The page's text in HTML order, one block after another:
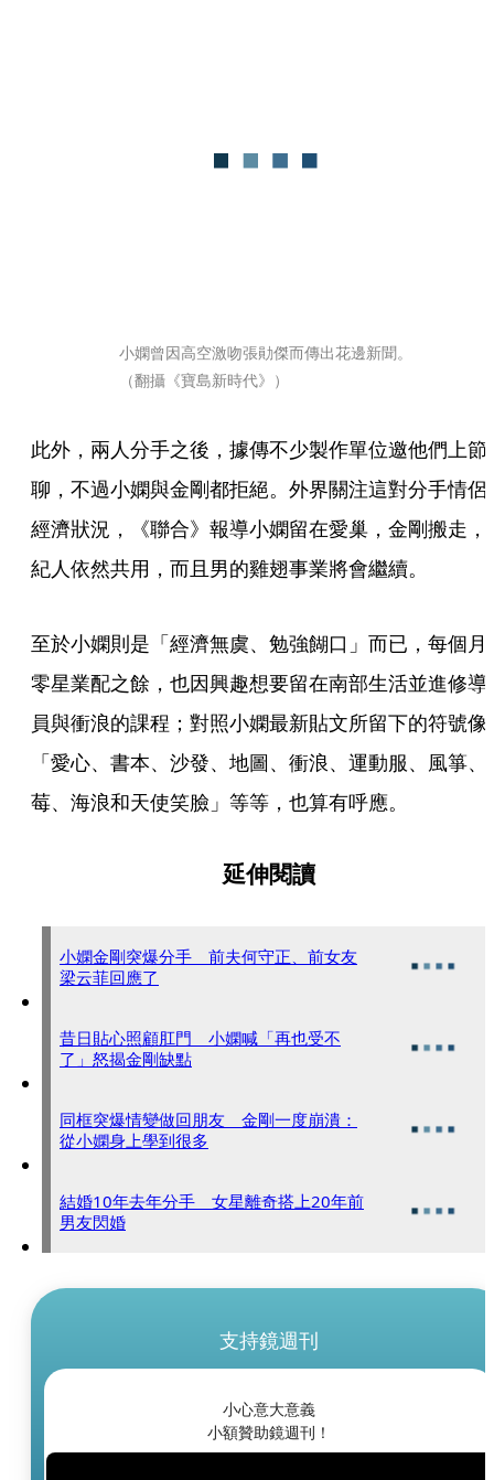
小嫻曾因高空激吻張勛傑而傳出花邊新聞。
（翻攝《寶島新時代》）
此外，兩人分手之後，據傳不少製作單位邀他們上節
聊，不過小嫻與金剛都拒絕。外界關注這對分手情侶
經濟狀況，《聯合》報導小嫻留在愛巢，金剛搬走，
紀人依然共用，而且男的雞翅事業將會繼續。
至於小嫻則是「經濟無虞、勉強餬口」而已，每個月
零星業配之餘，也因興趣想要留在南部生活並進修導
員與衝浪的課程；對照小嫻最新貼文所留下的符號像
「愛心、書本、沙發、地圖、衝浪、運動服、風箏、
莓、海浪和天使笑臉」等等，也算有呼應。
延伸閱讀
小嫻金剛突爆分手 前夫何守正、前女友
梁云菲回應了
昔日貼心照顧肛門 小嫻喊「再也受不
了」怒揭金剛缺點
同框突爆情變做回朋友 金剛一度崩潰：
從小嫻身上學到很多
結婚10年去年分手 女星離奇搭上20年前
男友閃婚
支持鏡週刊
小心意大意義
小額贊助鏡週刊！